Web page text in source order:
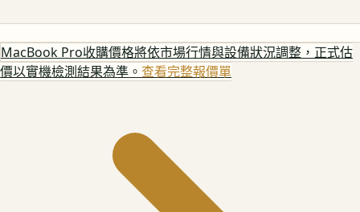
MacBook Pro收購價格將依市場行情與設備狀況調整，正式估
價以實機檢測結果為準。 查看完整報價單